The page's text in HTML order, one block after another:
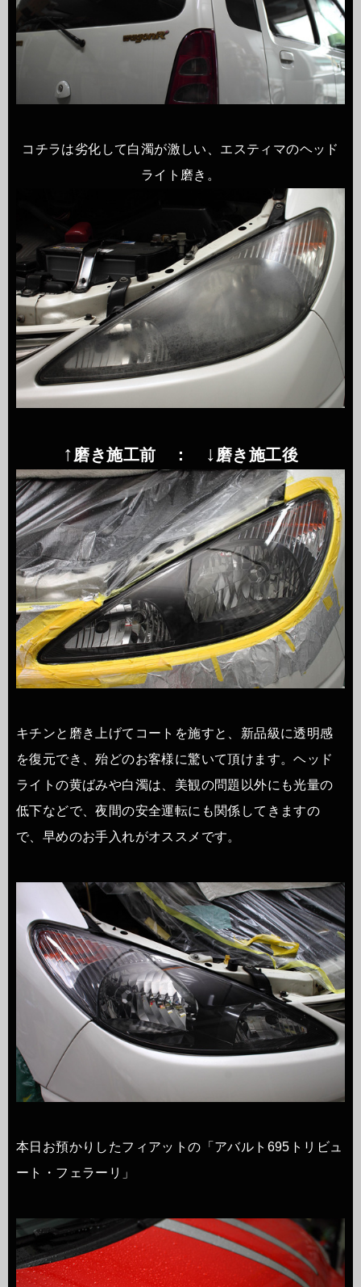
コチラは劣化して白濁が激しい、エスティマのヘッド
ライト磨き。
↑ 磨き施工前 ： ↓ 磨き施工後
キチンと磨き上げてコートを施すと、新品級に透明感
を復元でき、殆どのお客様に驚いて頂けます。ヘッド
ライトの黄ばみや白濁は、美観の問題以外にも光量の
低下などで、夜間の安全運転にも関係してきますの
で、早めのお手入れがオススメです。
本日お預かりしたフィアットの「アバルト695トリビュ
ート・フェラーリ」